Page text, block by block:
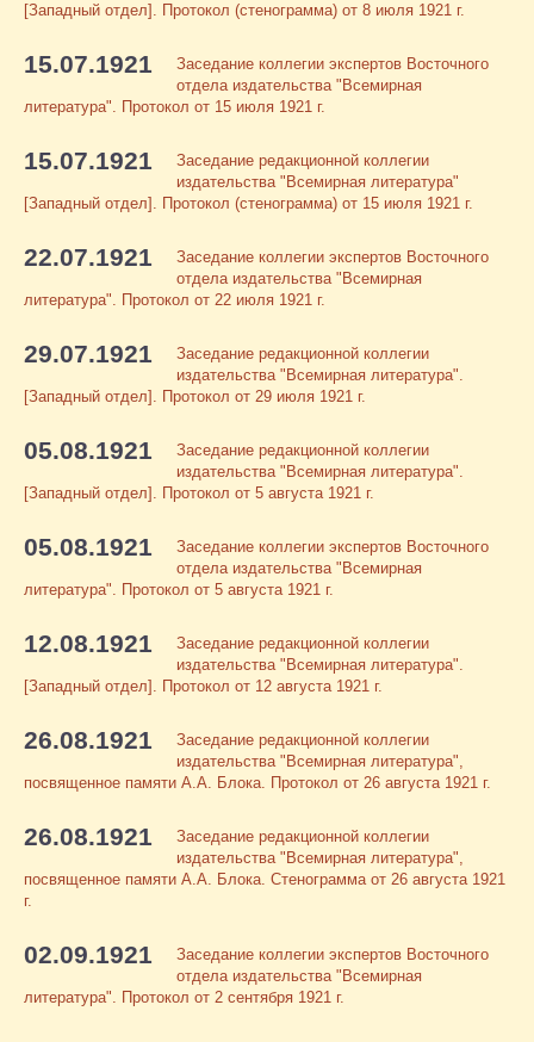
[Западный отдел]. Протокол (стенограмма) от 8 июля 1921 г.
15.07.1921
Заседание коллегии экспертов Восточного
отдела издательства "Всемирная
литература". Протокол от 15 июля 1921 г.
15.07.1921
Заседание редакционной коллегии
издательства "Всемирная литература"
[Западный отдел]. Протокол (стенограмма) от 15 июля 1921 г.
22.07.1921
Заседание коллегии экспертов Восточного
отдела издательства "Всемирная
литература". Протокол от 22 июля 1921 г.
29.07.1921
Заседание редакционной коллегии
издательства "Всемирная литература".
[Западный отдел]. Протокол от 29 июля 1921 г.
05.08.1921
Заседание редакционной коллегии
издательства "Всемирная литература".
[Западный отдел]. Протокол от 5 августа 1921 г.
05.08.1921
Заседание коллегии экспертов Восточного
отдела издательства "Всемирная
литература". Протокол от 5 августа 1921 г.
12.08.1921
Заседание редакционной коллегии
издательства "Всемирная литература".
[Западный отдел]. Протокол от 12 августа 1921 г.
26.08.1921
Заседание редакционной коллегии
издательства "Всемирная литература",
посвященное памяти А.А. Блока. Протокол от 26 августа 1921 г.
26.08.1921
Заседание редакционной коллегии
издательства "Всемирная литература",
посвященное памяти А.А. Блока. Стенограмма от 26 августа 1921
г.
02.09.1921
Заседание коллегии экспертов Восточного
отдела издательства "Всемирная
литература". Протокол от 2 сентября 1921 г.